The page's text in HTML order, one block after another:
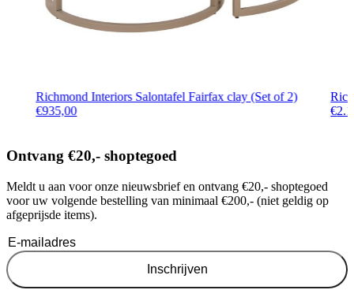
Richmond Interiors Salontafel Fairfax clay (Set of 2)
€935,00
€
Ontvang €20,- shoptegoed
Meldt u aan voor onze nieuwsbrief en ontvang €20,- shoptegoed
voor uw volgende bestelling van minimaal €200,- (niet geldig op
afgeprijsde items).
Inschrijven